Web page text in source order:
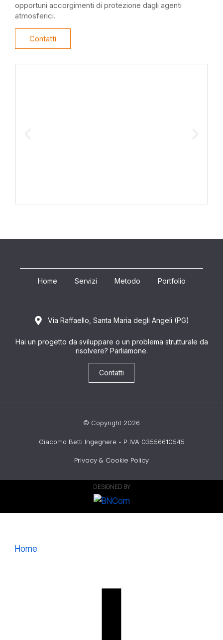
opportuni accorgimenti di protezione dagli agenti
atmosferici.
Contatti
Home Servizi Metodo Portfolio
Via Raffaello, Santa Maria degli Angeli (PG)
Contatti
Hai un progetto da sviluppare o un problema strutturale da
risolvere? Parliamone.
© Copyright 2026
Giacomo Betti Ingegnere - P.IVA 03556610545
Privacy & Cookie Policy
DESIGNED BY
Home